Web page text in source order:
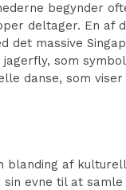
begynder
deltager. En af
det massive
som
danse, som viser
blanding af
evne til at samle